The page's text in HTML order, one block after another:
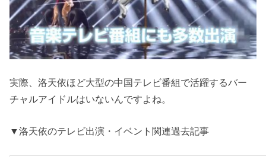
実際、洛天依ほど大型の中国テレビ番組で活躍するバー
チャルアイドルはいないんですよね。
▼洛天依のテレビ出演・イベント関連過去記事